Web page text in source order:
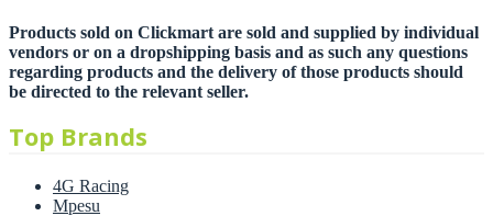
Products sold on Clickmart are sold and supplied by individual
vendors or on a dropshipping basis and as such any questions
regarding products and the delivery of those products should
be directed to the relevant seller.
Top Brands
4G Racing
Mpesu